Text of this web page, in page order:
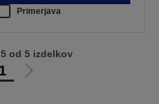
Primerjava
1
Pojdi
od 5 izdelkov